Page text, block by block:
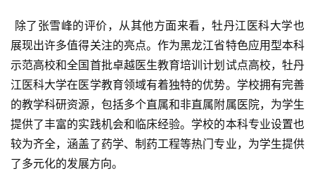
展现出许多值得关注的亮点。作为黑龙江省特色应用型本科
示范高校和全国首批卓越医生教育培训计划试点高校，牡丹
江医科大学在医学教育领域有着独特的优势。学校拥有完善
的教学科研资源，包括多个直属和非直属附属医院，为学生
提供了丰富的实践机会和临床经验。学校的本科专业设置也
较为齐全，涵盖了药学、制药工程等热门专业，为学生提供
了多元化的发展方向。